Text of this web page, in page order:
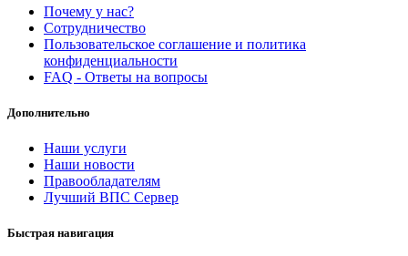
Почему у нас?
Сотрудничество
Пользовательское соглашение и политика
конфиденциальности
FAQ - Ответы на вопросы
Дополнительно
Наши услуги
Наши новости
Правообладателям
Лучший ВПС Сервер
Быстрая навигация